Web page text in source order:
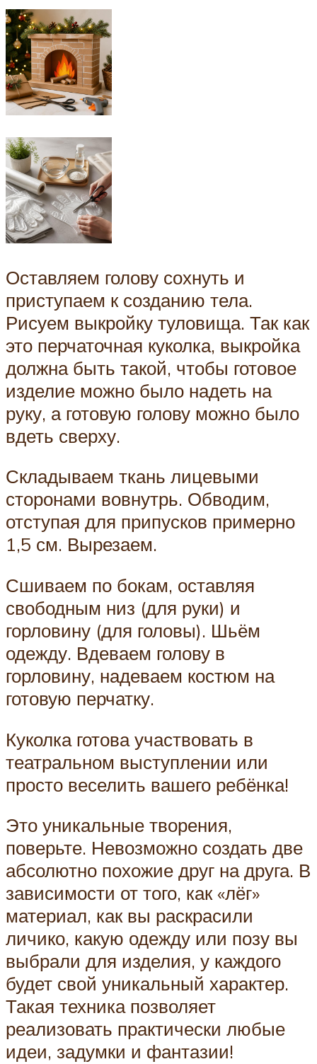
Оставляем голову сохнуть и
приступаем к созданию тела.
Рисуем выкройку туловища. Так как
это перчаточная куколка, выкройка
должна быть такой, чтобы готовое
изделие можно было надеть на
руку, а готовую голову можно было
вдеть сверху.
Складываем ткань лицевыми
сторонами вовнутрь. Обводим,
отступая для припусков примерно
1,5 см. Вырезаем.
Сшиваем по бокам, оставляя
свободным низ (для руки) и
горловину (для головы). Шьём
одежду. Вдеваем голову в
горловину, надеваем костюм на
готовую перчатку.
Куколка готова участвовать в
театральном выступлении или
просто веселить вашего ребёнка!
Это уникальные творения,
поверьте. Невозможно создать две
абсолютно похожие друг на друга. В
зависимости от того, как «лёг»
материал, как вы раскрасили
личико, какую одежду или позу вы
выбрали для изделия, у каждого
будет свой уникальный характер.
Такая техника позволяет
реализовать практически любые
идеи, задумки и фантазии!